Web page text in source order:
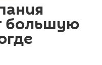
большую